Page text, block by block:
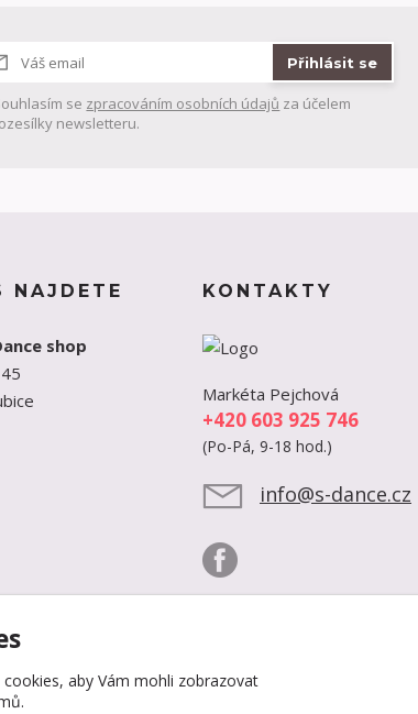
Přihlásit se
se zpracováním osobních údajů za účelem
newsletteru.
NAJDETE
shop
KONTAKTY
Markéta Pejchová
+420 603 925 746
(Po-Pá, 9-18 hod.)
info@s-dance.cz
aby Vám mohli zobrazovat